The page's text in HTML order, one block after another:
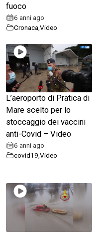
fuoco
6 anni ago
Cronaca,Video
L’aeroporto di Pratica di
Mare scelto per lo
stoccaggio dei vaccini
anti-Covid – Video
6 anni ago
covid19 ,Video